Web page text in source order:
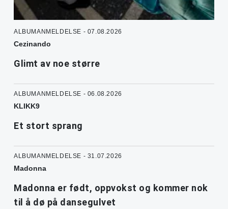
ALBUMANMELDELSE - 07.08.2026
Cezinando
Glimt av noe større
ALBUMANMELDELSE - 06.08.2026
KLIKK9
Et stort sprang
ALBUMANMELDELSE - 31.07.2026
Madonna
Madonna er født, oppvokst og kommer nok
til å dø på dansegulvet